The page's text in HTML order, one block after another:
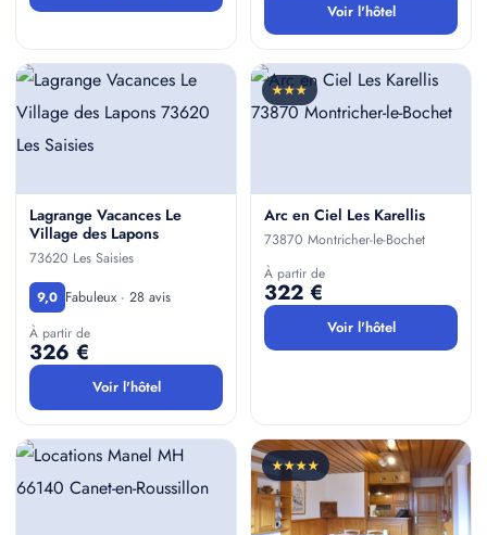
Voir l'hôtel
Lagrange Vacances Le
Village des Lapons
73620 Les Saisies
9,0 Fabuleux · 28 avis
À partir de
326 €
Voir l'hôtel
★★★
Arc en Ciel Les Karellis
73870 Montricher-le-Bochet
À partir de
322 €
Voir l'hôtel
★★★★